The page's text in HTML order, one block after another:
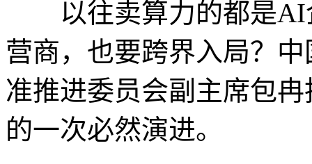
以往卖算力的都是AI
营商，也要跨界入局？
准推进委员会副主席包
的一次必然演进。